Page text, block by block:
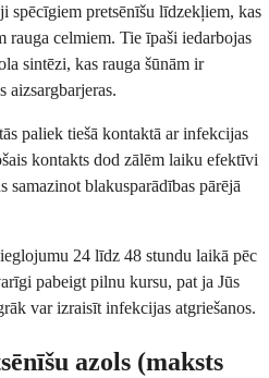
spēcīgiem pretsēnīšu līdzekļiem, kas
celmiem. Tie īpaši iedarbojas
sintēzi, kas rauga šūnām ir
aizsargbarjeras.
paliek tiešā kontaktā ar infekcijas
kontakts dod zālēm laiku efektīvi
samazinot blakusparādības pārējā
24 līdz 48 stundu laikā pēc
pabeigt pilnu kursu, pat ja Jūs
var izraisīt infekcijas atgriešanos.
azols (maksts